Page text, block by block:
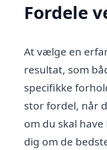
Fordele
At vælge en
resultat, som
specifikke
stor fordel, når
om du skal
dig om de